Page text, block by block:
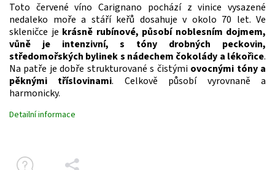
Toto červené víno Carignano pochází z vinice vysazené
nedaleko moře a stáří keřů dosahuje v okolo 70 let. Ve
skleničce je krásně rubínové, působí noblesním dojmem,
vůně je intenzivní, s tóny drobných peckovin,
středomořských bylinek s nádechem čokolády a lékořice.
Na patře je dobře strukturované s čistými ovocnými tóny a
pěknými tříslovinami. Celkově působí vyrovnaně a
harmonicky.
Detailní informace